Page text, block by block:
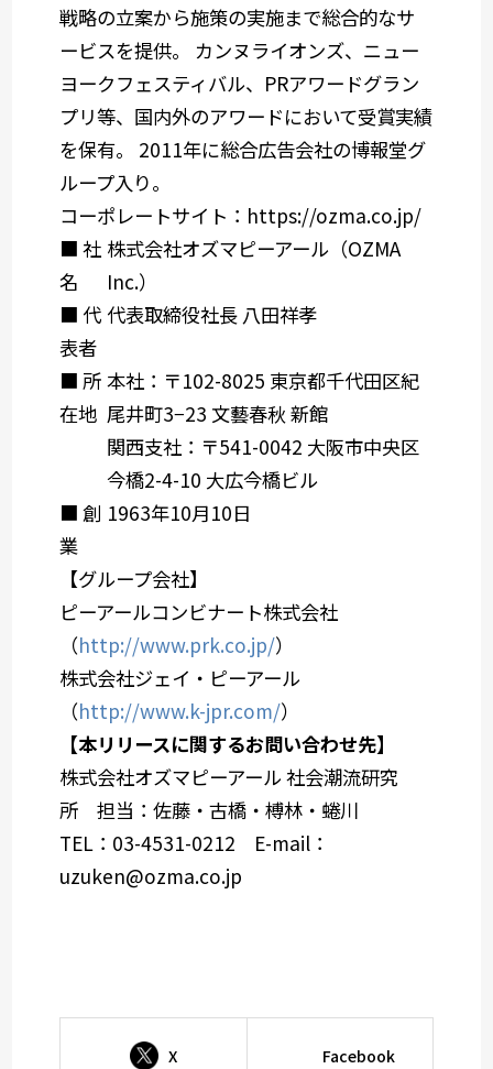
戦略の立案から施策の実施まで総合的なサ
ービスを提供。 カンヌライオンズ、ニュー
ヨークフェスティバル、PRアワードグラン
プリ等、国内外のアワードにおいて受賞実績
を保有。 2011年に総合広告会社の博報堂グ
ループ入り。
コーポレートサイト：https://ozma.co.jp/
■ 社
名
株式会社オズマピーアール（OZMA
Inc.）
■ 代
表者
代表取締役社長 八田祥孝
■ 所
在地
本社：〒102-8025 東京都千代田区紀
尾井町3−23 文藝春秋 新館
関西支社：〒541-0042 大阪市中央区
今橋2-4-10 大広今橋ビル
■ 創
業
1963年10月10日
【グループ会社】
ピーアールコンビナート株式会社
（http://www.prk.co.jp/）
株式会社ジェイ・ピーアール
（http://www.k-jpr.com/）
【本リリースに関するお問い合わせ先】
株式会社オズマピーアール 社会潮流研究
所 担当：佐藤・古橋・榑林・蜷川
TEL：03-4531-0212 E-mail：
uzuken@ozma.co.jp
X Facebook